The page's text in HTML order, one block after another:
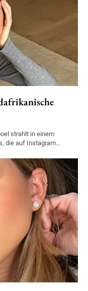
strahlt in einem
die auf Instagram...